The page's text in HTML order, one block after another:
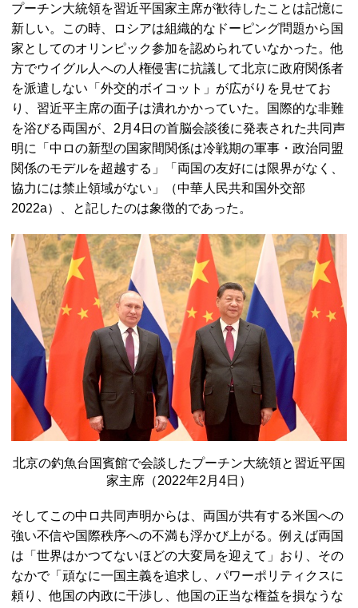
プーチン大統領を習近平国家主席が歓待したことは記憶に
新しい。この時、ロシアは組織的なドーピング問題から国
家としてのオリンピック参加を認められていなかった。他
方でウイグル人への人権侵害に抗議して北京に政府関係者
を派遣しない「外交的ボイコット」が広がりを見せてお
り、習近平主席の面子は潰れかかっていた。国際的な非難
を浴びる両国が、2月4日の首脳会談後に発表された共同声
明に「中ロの新型の国家間関係は冷戦期の軍事・政治同盟
関係のモデルを超越する」「両国の友好には限界がなく、
協力には禁止領域がない」（中華人民共和国外交部
2022a）、と記したのは象徴的であった。
北京の釣魚台国賓館で会談したプーチン大統領と習近平国
家主席（2022年2月4日）
そしてこの中ロ共同声明からは、両国が共有する米国への
強い不信や国際秩序への不満も浮かび上がる。例えば両国
は「世界はかつてないほどの大変局を迎えて」おり、その
なかで「頑なに一国主義を追求し、パワーポリティクスに
頼り、他国の内政に干渉し、他国の正当な権益を損なうな